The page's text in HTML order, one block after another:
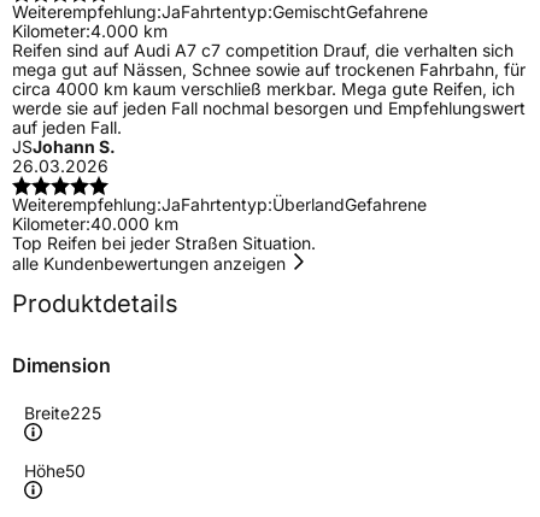
Weiterempfehlung:JaFahrtentyp:GemischtGefahrene
Kilometer:4.000 km
Reifen sind auf Audi A7 c7 competition Drauf, die verhalten sich
mega gut auf Nässen, Schnee sowie auf trockenen Fahrbahn, für
circa 4000 km kaum verschließ merkbar. Mega gute Reifen, ich
werde sie auf jeden Fall nochmal besorgen und Empfehlungswert
auf jeden Fall.
JSJohann S.
26.03.2026
Weiterempfehlung:JaFahrtentyp:ÜberlandGefahrene
Kilometer:40.000 km
Top Reifen bei jeder Straßen Situation.
alle Kundenbewertungen anzeigen
Produktdetails
Dimension
Breite225
Höhe50